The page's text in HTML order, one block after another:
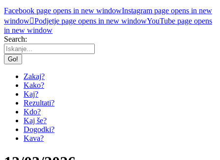
Facebook page opens in new windowInstagram page opens in new
window Podjetje page opens in new windowYouTube page opens
in new window
Search:
Zakaj?
Kako?
Kaj?
Rezultati?
Kdo?
Kaj še?
Dogodki?
Kava?